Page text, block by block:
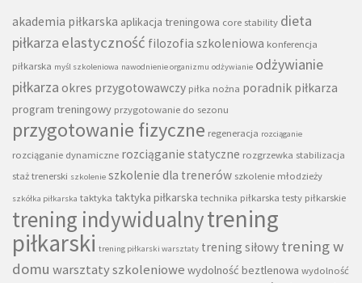
akademia piłkarska aplikacja treningowa core stability dieta
piłkarza elastyczność filozofia szkoleniowa konferencja
piłkarska myśl szkoleniowa nawodnienie organizmu odżywianie odżywianie
piłkarza okres przygotowawczy piłka nożna poradnik piłkarza
program treningowy przygotowanie do sezonu
przygotowanie fizyczne regeneracja rozciąganie
rozciąganie dynamiczne rozciąganie statyczne rozgrzewka stabilizacja
staż trenerski szkolenie szkolenie dla trenerów szkolenie młodzieży
szkółka piłkarska taktyka taktyka piłkarska technika piłkarska testy piłkarskie
trening indywidualnytrening
piłkarski trening piłkarski warsztaty trening siłowy trening w
domu warsztaty szkoleniowe wydolność beztlenowa wydolność